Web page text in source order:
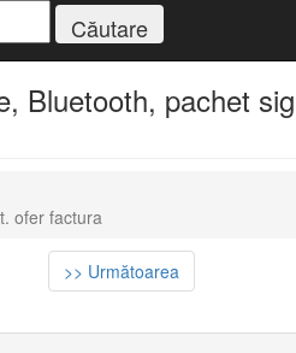
Bluetooth, pachet
ofer factura
>> Următoarea